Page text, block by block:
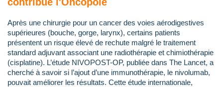
Après une chirurgie pour un cancer des voies aérodigestives
supérieures (bouche, gorge, larynx), certains patients
présentent un risque élevé de rechute malgré le traitement
standard adjuvant associant une radiothérapie et chimiothérapie
(cisplatine). L’étude NIVOPOST-OP, publiée dans The Lancet, a
cherché à savoir si l’ajout d’une immunothérapie, le nivolumab,
pouvait améliorer les résultats. Cette étude internationale,